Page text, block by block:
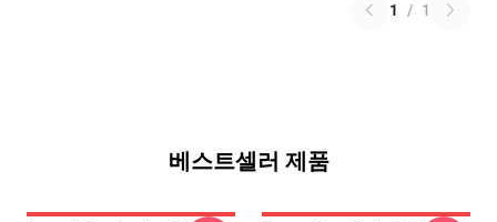
1 / 1
베스트셀러 제품